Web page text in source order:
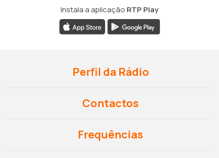
Instala a aplicação RTP Play
Perfil da Rádio
Contactos
Frequências